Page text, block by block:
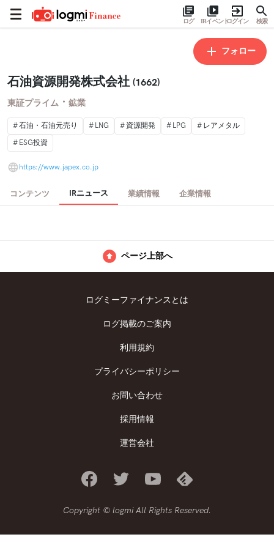
ログ IRイベントログイン 検索
フォロー
石油資源開発株式会社 (1662)
東証プライム ・ 鉱業
石油・石油元売り LNG 資源開発 LPG
レアメタル
ESG投資
https://www.japex.co.jp
コンテンツ IRニュース 業績情報 企業情報
ページ上部へ
ログミーファイナンスとは
ログ掲載のご案内
利用規約
プライバシーポリシー
お問い合わせ
採用情報
運営会社
Copyright © logmi All Rights Reserved.